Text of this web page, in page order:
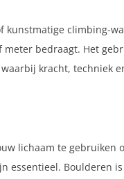
kunstmatige climbing-
meter bedraagt. Het
kracht, techniek
lichaam te gebruiken
essentieel. Boulderen is